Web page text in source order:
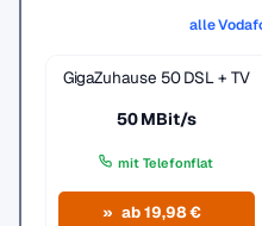
alle
GigaZuhause 50 DSL + TV
50 MBit/s
mit Telefonflat
ab 19,98 €